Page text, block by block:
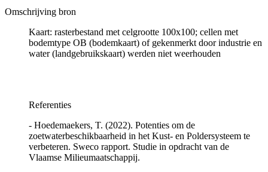
Omschrijving bron
Kaart: rasterbestand met celgrootte 100x100; cellen met
bodemtype OB (bodemkaart) of gekenmerkt door industrie en
water (landgebruikskaart) werden niet weerhouden
Referenties
- Hoedemaekers, T. (2022). Potenties om de
zoetwaterbeschikbaarheid in het Kust- en Poldersysteem te
verbeteren. Sweco rapport. Studie in opdracht van de
Vlaamse Milieumaatschappij.